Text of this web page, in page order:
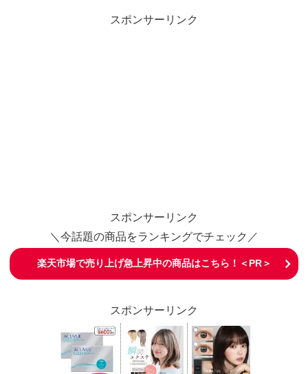
スポンサーリンク
スポンサーリンク
＼今話題の商品をランキングでチェック／
楽天市場で売り上げ急上昇中の商品はこちら！＜PR＞
スポンサーリンク